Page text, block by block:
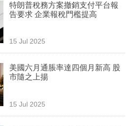
特朗普稅務方案撤銷支付平台報
告要求 企業報稅門檻提高
15 Jul 2025
美國六月通脹率達四個月新高 股
市隨之上揚
15 Jul 2025